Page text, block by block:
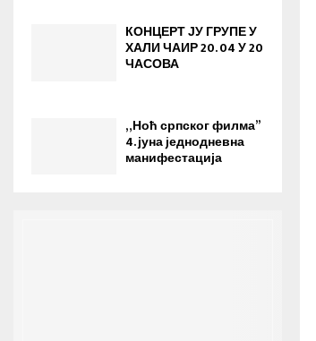
КОНЦЕРТ ЈУ ГРУПЕ У
ХАЛИ ЧАИР 20. 04 У 20
ЧАСОВА
„Ноћ српског филма”
4. јуна jеднодневна
манифестација